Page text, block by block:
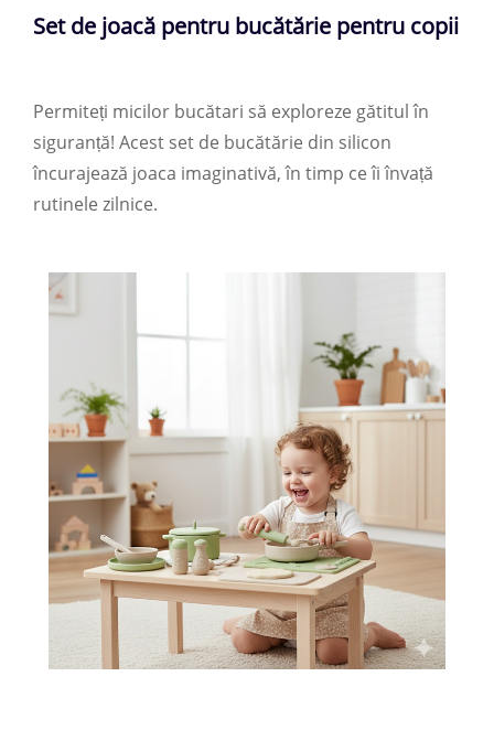
Set de joacă pentru bucătărie pentru copii
Permiteți micilor bucătari să exploreze gătitul în
siguranță! Acest set de bucătărie din silicon
încurajează joaca imaginativă, în timp ce îi învață
rutinele zilnice.